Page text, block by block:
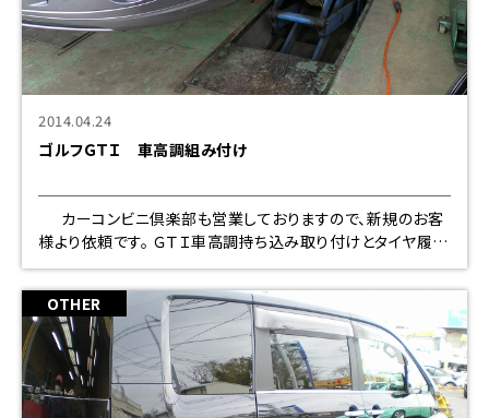
2014.04.24
ゴルフＧＴＩ 車高調組み付け
様より依頼です。 ＧＴＩ車高調持ち込み取り付けとタイヤ履き
替え交換です。 色々と
OTHER